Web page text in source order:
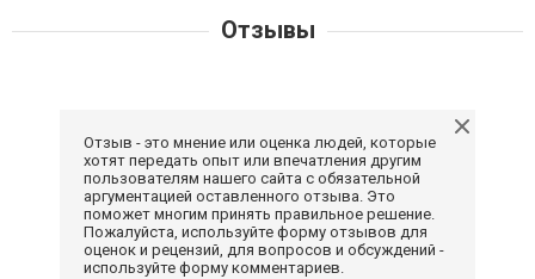
Отзывы
Отзыв - это мнение или оценка людей, которые
хотят передать опыт или впечатления другим
пользователям нашего сайта с обязательной
аргументацией оставленного отзыва. Это
поможет многим принять правильное решение.
Пожалуйста, используйте форму отзывов для
оценок и рецензий, для вопросов и обсуждений -
используйте форму комментариев.